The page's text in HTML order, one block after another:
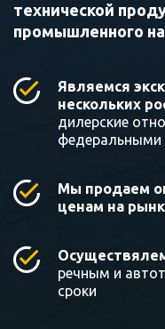
технической
промышленного
Являемся
нескольких
дилерские
федеральными
Мы продаем
ценам на
речным и
сроки